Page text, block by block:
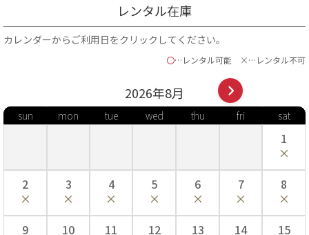
■身丈…長い場合は腰紐で調整します。
■肩裄…手を斜め45度位にして、首のつけ根から肩へかけて一度測
七五三着付け動画はこちら！
レンタル在庫
カレンダーからご利用日をクリックしてください。
〇…レンタル可能 ×…レンタル不可
2026年8月
sun mon tue wed thu fri sat
1
2 3 4 5 6 7 8
9 10 11 12 13 14 15